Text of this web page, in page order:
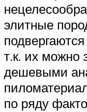
элитные
т.к. их можно
дешевыми
по ряду